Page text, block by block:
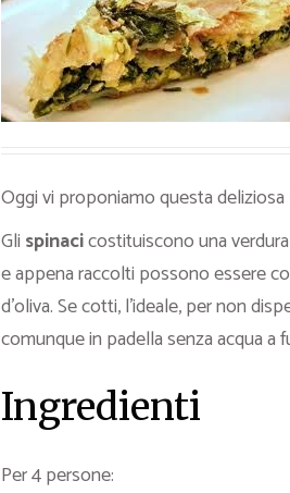
Ricette Piatti unici
Ricette Pesce
Video Ricette
Ricette per Ingrediente
Oggi vi proponiamo questa deliziosa
Gli spinacicostituiscono una
e appena raccolti possono essere
d’oliva. Se cotti, l’ideale, per non
comunque in padella senza acqua a
Ingredienti
Per 4 persone: